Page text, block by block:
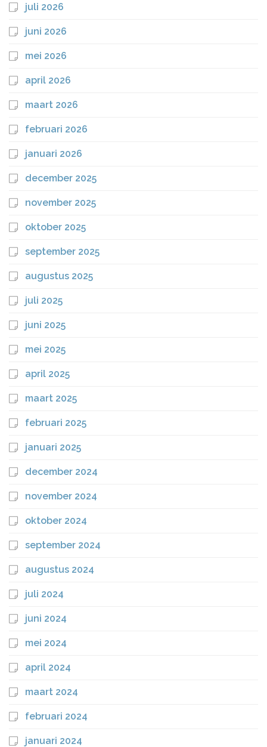
juli 2026
juni 2026
mei 2026
april 2026
maart 2026
februari 2026
januari 2026
december 2025
november 2025
oktober 2025
september 2025
augustus 2025
juli 2025
juni 2025
mei 2025
april 2025
maart 2025
februari 2025
januari 2025
december 2024
november 2024
oktober 2024
september 2024
augustus 2024
juli 2024
juni 2024
mei 2024
april 2024
maart 2024
februari 2024
januari 2024